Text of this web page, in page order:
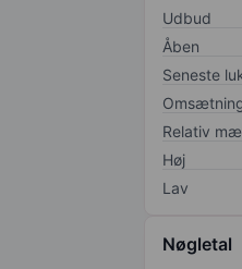
Udbud
Åben
Seneste
Relativ
Høj
Lav
Nøgletal